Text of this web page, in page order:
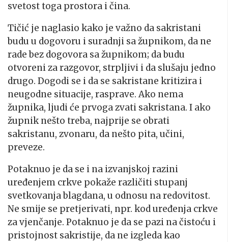
svetost toga prostora i čina.
Tičić je naglasio kako je važno da sakristani
budu u dogovoru i suradnji sa župnikom, da ne
rade bez dogovora sa župnikom; da budu
otvoreni za razgovor, strpljivi i da slušaju jedno
drugo. Dogodi se i da se sakristane kritizira i
neugodne situacije, rasprave. Ako nema
župnika, ljudi će prvoga zvati sakristana. I ako
župnik nešto treba, najprije se obrati
sakristanu, zvonaru, da nešto pita, učini,
preveze.
Potaknuo je da se i na izvanjskoj razini
uređenjem crkve pokaže različiti stupanj
svetkovanja blagdana, u odnosu na redovitost.
Ne smije se pretjerivati, npr. kod uređenja crkve
za vjenčanje. Potaknuo je da se pazi na čistoću i
pristojnost sakristije, da ne izgleda kao